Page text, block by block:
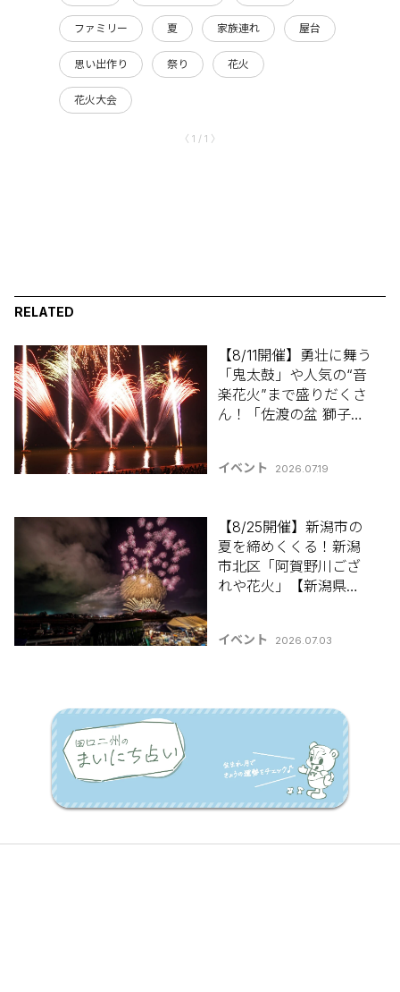
ファミリー 夏 家族連れ 屋台
思い出作り 祭り 花火
花火大会
〈 1 / 1 〉
RELATED
【8/11開催】勇壮に舞う
「鬼太鼓」や人気の“音
楽花火”まで盛りだくさ
ん！「佐渡の盆 獅子ヶ
2026】
イベント 2026.07.19
【8/25開催】新潟市の
夏を締めくくる！新潟
市北区「阿賀野川ござ
れや花火」【新潟県の
イベント 2026.07.03